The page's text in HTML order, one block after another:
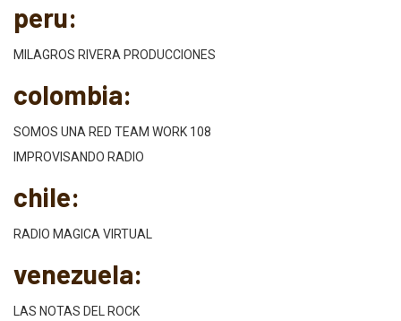
peru:
MILAGROS RIVERA PRODUCCIONES
colombia:
SOMOS UNA RED TEAM WORK 108
IMPROVISANDO RADIO
chile:
RADIO MAGICA VIRTUAL
venezuela:
LAS NOTAS DEL ROCK